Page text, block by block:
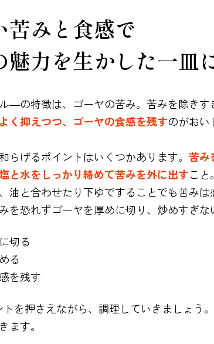
苦みと食感で
魅力を生かした一皿
―の特徴は、ゴーヤの苦み。苦みを除き
く抑えつつ、ゴーヤの食感を残すのがおい
らげるポイントはいくつかあります。 苦み
と水をしっかり絡めて苦みを外に出すこ
油と合わせたり下ゆですることでも苦み
を恐れずゴーヤを厚めに切り、炒めすぎな
切る
る
を残す
トを押さえながら、調理していきましょう
ます。